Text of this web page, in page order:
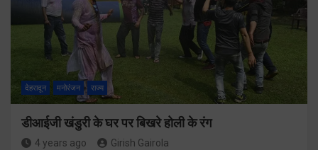
देहरादून मनोरंजन राज्य
डीआईजी खंडुरी के घर पर बिखरे होली के रंग
4 years ago Girish Gairola